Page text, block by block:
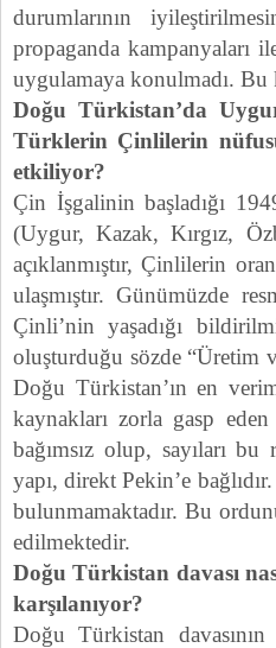
durumlarının
propaganda
uygulamaya konulmadı. Bu
Doğu Türkistan’da
Türklerin Çinlilerin
etkiliyor?
Çin İşgalinin başladığı
(Uygur, Kazak, Kırgız,
açıklanmıştır, Çinlilerin
ulaşmıştır. Günümüzde
Çinli’nin yaşadığı
oluşturduğu sözde “Üretim
Doğu Türkistan’ın en
kaynakları zorla gasp
bağımsız olup, sayıları
yapı, direkt Pekin’e
bulunmamaktadır. Bu
edilmektedir.
Doğu Türkistan davası
karşılanıyor?
Doğu Türkistan